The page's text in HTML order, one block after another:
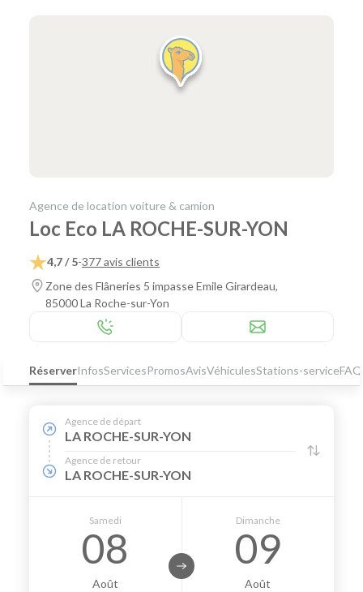
Agence de location voiture & camion
Loc Eco LA ROCHE-SUR-YON
4,7 / 5-377 avis clients
Zone des Flâneries 5 impasse Emile Girardeau,
85000 La Roche-sur-Yon
RéserverInfosServicesPromosAvisVéhiculesStations-serviceFAQ
Agence de départ
LA ROCHE-SUR-YON
Agence de retour
LA ROCHE-SUR-YON
Samedi
08
Août
Dimanche
09
Août